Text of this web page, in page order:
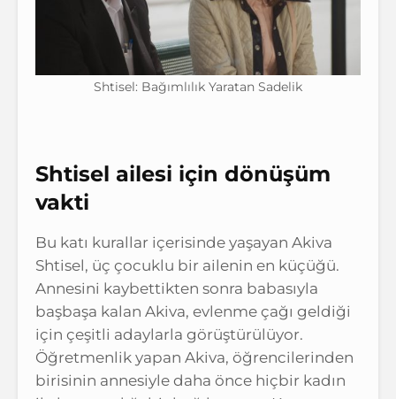
Shtisel: Bağımlılık Yaratan Sadelik
Shtisel ailesi için dönüşüm
vakti
Bu katı kurallar içerisinde yaşayan Akiva
Shtisel, üç çocuklu bir ailenin en küçüğü.
Annesini kaybettikten sonra babasıyla
başbaşa kalan Akiva, evlenme çağı geldiği
için çeşitli adaylarla görüştürülüyor.
Öğretmenlik yapan Akiva, öğrencilerinden
birisinin annesiyle daha önce hiçbir kadın